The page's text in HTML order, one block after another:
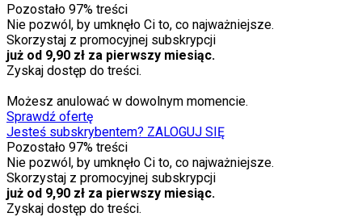
Pozostało 97% treści
Nie pozwól, by umknęło Ci to, co najważniejsze.
Skorzystaj z promocyjnej subskrypcji
już od 9,90 zł za pierwszy miesiąc.
Zyskaj dostęp do treści.
Możesz anulować w dowolnym momencie.
Sprawdź ofertę
Jesteś subskrybentem? ZALOGUJ SIĘ
Pozostało 97% treści
Nie pozwól, by umknęło Ci to, co najważniejsze.
Skorzystaj z promocyjnej subskrypcji
już od 9,90 zł za pierwszy miesiąc.
Zyskaj dostęp do treści.